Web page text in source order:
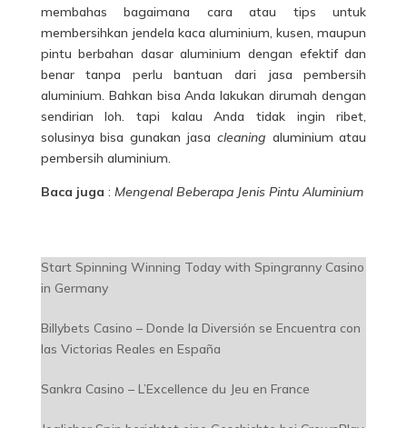
membahas bagaimana cara atau tips untuk
membersihkan jendela kaca aluminium, kusen, maupun
pintu berbahan dasar aluminium dengan efektif dan
benar tanpa perlu bantuan dari jasa pembersih
aluminium. Bahkan bisa Anda lakukan dirumah dengan
sendirian loh. tapi kalau Anda tidak ingin ribet,
solusinya bisa gunakan jasacleaning aluminium atau
pembersih aluminium.
Baca juga : Mengenal Beberapa Jenis Pintu Aluminium
Start Spinning Winning Today with Spingranny Casino
in Germany
Billybets Casino – Donde la Diversión se Encuentra con
las Victorias Reales en España
Sankra Casino – L’Excellence du Jeu en France